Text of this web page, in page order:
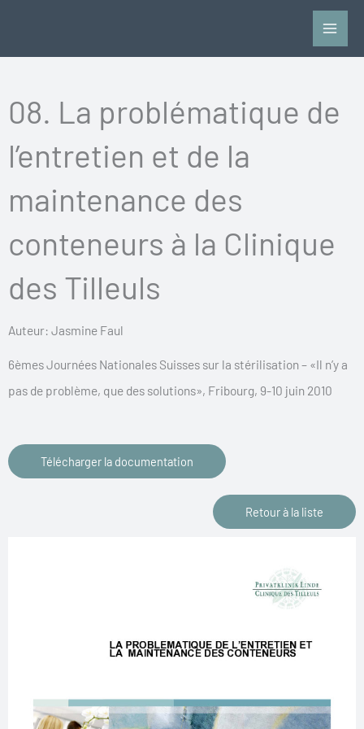
08. La problématique de
l’entretien et de la
maintenance des
conteneurs à la Clinique
des Tilleuls
Auteur: Jasmine Faul
6èmes Journées Nationales Suisses sur la stérilisation – «Il n’y a
pas de problème, que des solutions», Fribourg, 9-10 juin 2010
Télécharger la documentation
Retour à la liste